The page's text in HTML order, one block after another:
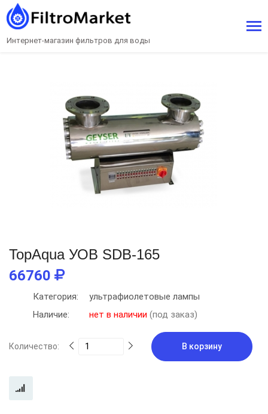
Интернет-магазин фильтров для воды
TopAqua УОВ SDB-165
66760
Категория:
ультрафиолетовые лампы
Наличие:
нет в наличии (под заказ)
Количество: В корзину